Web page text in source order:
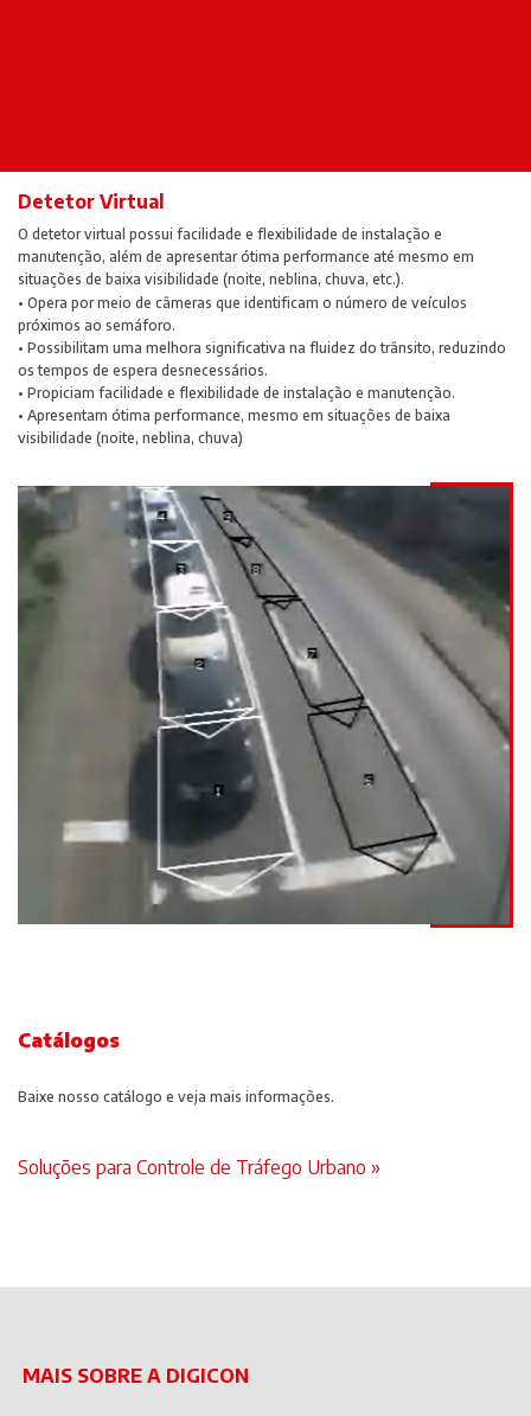
Detetor Virtual
O detetor virtual possui facilidade e flexibilidade de instalação e
manutenção, além de apresentar ótima performance até mesmo em
situações de baixa visibilidade (noite, neblina, chuva, etc.).
• Opera por meio de câmeras que identificam o número de veículos
próximos ao semáforo.
• Possibilitam uma melhora significativa na fluidez do trânsito, reduzindo
os tempos de espera desnecessários.
• Propiciam facilidade e flexibilidade de instalação e manutenção.
• Apresentam ótima performance, mesmo em situações de baixa
visibilidade (noite, neblina, chuva)
Catálogos
Baixe nosso catálogo e veja mais informações.
Soluções para Controle de Tráfego Urbano »
MAIS SOBRE A DIGICON